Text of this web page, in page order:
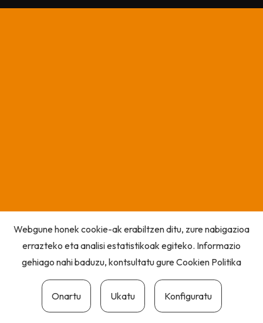
Webgune honek cookie-ak erabiltzen ditu, zure nabigazioa
errazteko eta analisi estatistikoak egiteko. Informazio
gehiago nahi baduzu, kontsultatu gureCookien Politika
Onartu Ukatu Konfiguratu